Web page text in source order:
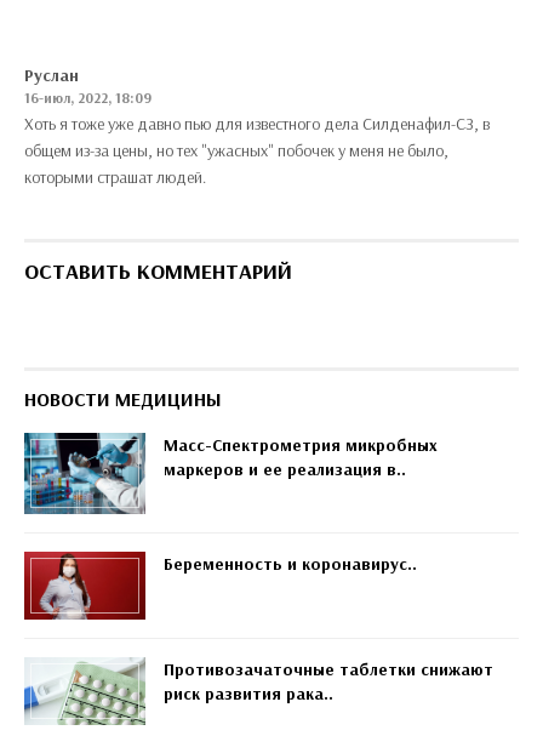
Руслан
16-июл, 2022, 18:09
Хоть я тоже уже давно пью для известного дела Силденафил-СЗ, в
общем из-за цены, но тех "ужасных" побочек у меня не было,
которыми страшат людей.
ОСТАВИТЬ КОММЕНТАРИЙ
НОВОСТИ МЕДИЦИНЫ
Масс-Спектрометрия микробных
маркеров и ее реализация в..
Беременность и коронавирус..
Противозачаточные таблетки снижают
риск развития рака..